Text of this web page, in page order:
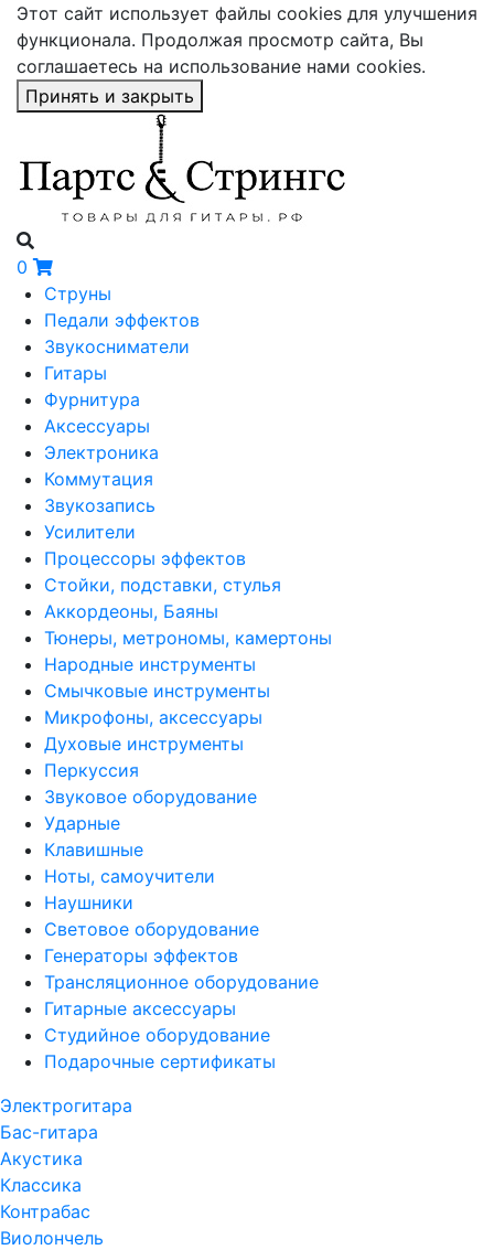
Этот сайт использует файлы cookies для улучшения
функционала. Продолжая просмотр сайта, Вы
соглашаетесь на использование нами cookies.
Принять и закрыть
0
Струны
Педали эффектов
Звукосниматели
Гитары
Фурнитура
Аксессуары
Электроника
Коммутация
Звукозапись
Усилители
Процессоры эффектов
Стойки, подставки, стулья
Аккордеоны, Баяны
Тюнеры, метрономы, камертоны
Народные инструменты
Смычковые инструменты
Микрофоны, аксессуары
Духовые инструменты
Перкуссия
Звуковое оборудование
Ударные
Клавишные
Ноты, самоучители
Наушники
Световое оборудование
Генераторы эффектов
Трансляционное оборудование
Гитарные аксессуары
Студийное оборудование
Подарочные сертификаты
Электрогитара
Бас-гитара
Акустика
Классика
Контрабас
Виолончель